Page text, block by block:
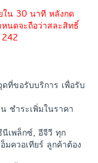
ใน 30 นาที หลังกด
นดจะถือว่าสละสิทธิ์
ที่ขอรับบริการ เพื่อรับ
ชำระเพิ่มในราคา
เพล็กซ์, อีจีวี ทุก
มควอเทียร์ ลูกค้าต้อง